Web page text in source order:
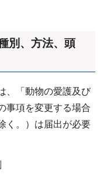
別、方法、頭
、「動物の愛護及び
事項を変更する場合
く。）は届出が必要